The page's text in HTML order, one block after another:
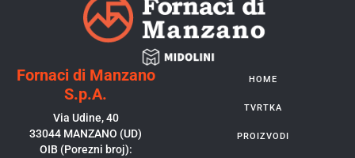
Fornaci di Manzano
S.p.A.
Via Udine, 40
33044 MANZANO (UD)
OIB (Porezni broj):
HOME
TVRTKA
PROIZVODI